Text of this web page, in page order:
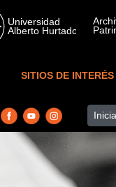
SITIOS DE INTERÉS